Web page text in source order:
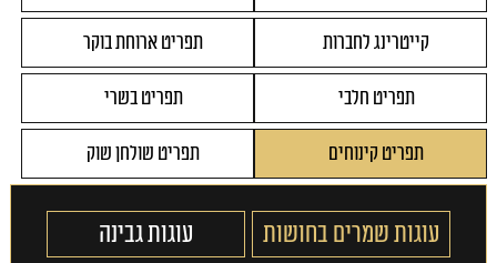
קייטרינג לחברות תפריט ארוחת בוקר
תפריט חלבי תפריט בשרי
תפריט קינוחים תפריט שולחן שוק
עוגות שמרים בחושות
עוגות גבינה